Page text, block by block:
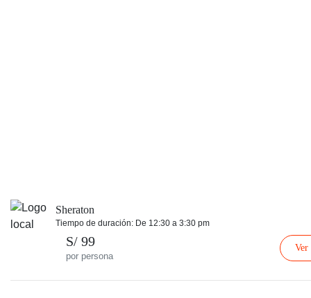
Sheraton
Tiempo de duración: De 12:30 a 3:30 pm
S/ 99
por persona
Ver